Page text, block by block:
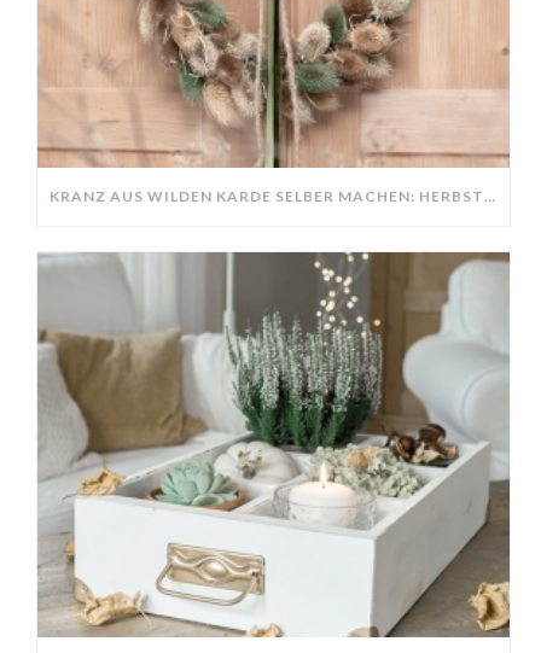
KRANZ AUS WILDEN KARDE SELBER MACHEN: HERBSTDEKO GANZ EINFACH